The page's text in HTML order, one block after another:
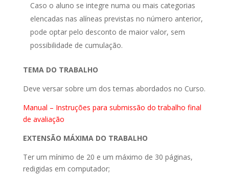
Caso o aluno se integre numa ou mais categorias
elencadas nas alíneas previstas no número anterior,
pode optar pelo desconto de maior valor, sem
possibilidade de cumulação.
TEMA DO TRABALHO
Deve versar sobre um dos temas abordados no Curso.
Manual – Instruções para submissão do trabalho final
de avaliação
EXTENSÃO MÁXIMA DO TRABALHO
Ter um mínimo de 20 e um máximo de 30 páginas,
redigidas em computador;